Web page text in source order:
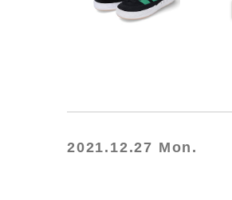
2021.12.27 Mon.